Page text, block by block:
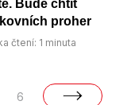
Bude chtít
proher
čtení: 1 minuta
6